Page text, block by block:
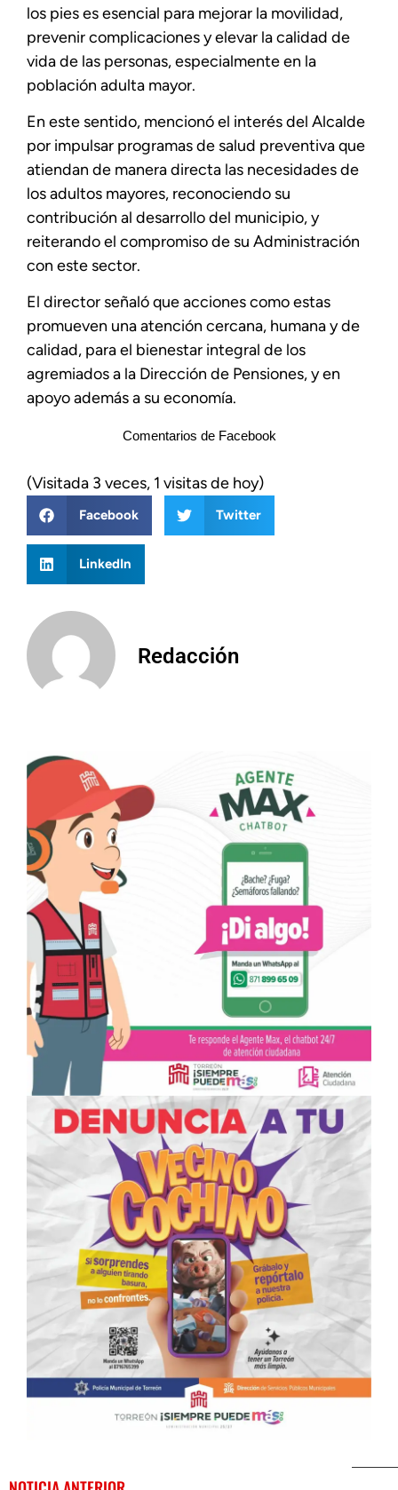
los pies es esencial para mejorar la movilidad,
prevenir complicaciones y elevar la calidad de
vida de las personas, especialmente en la
población adulta mayor.
En este sentido, mencionó el interés del Alcalde
por impulsar programas de salud preventiva que
atiendan de manera directa las necesidades de
los adultos mayores, reconociendo su
contribución al desarrollo del municipio, y
reiterando el compromiso de su Administración
con este sector.
El director señaló que acciones como estas
promueven una atención cercana, humana y de
calidad, para el bienestar integral de los
agremiados a la Dirección de Pensiones, y en
apoyo además a su economía.
Comentarios de Facebook
(Visitada 3 veces, 1 visitas de hoy)
Facebook Twitter
LinkedIn
Redacción